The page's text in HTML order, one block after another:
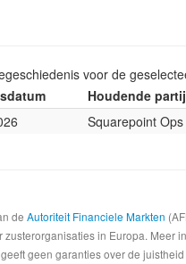
voor de
Houdende partij
Squarepoint Ops
de Autoriteit Financiele Markten
in Europa.
geen garanties over de